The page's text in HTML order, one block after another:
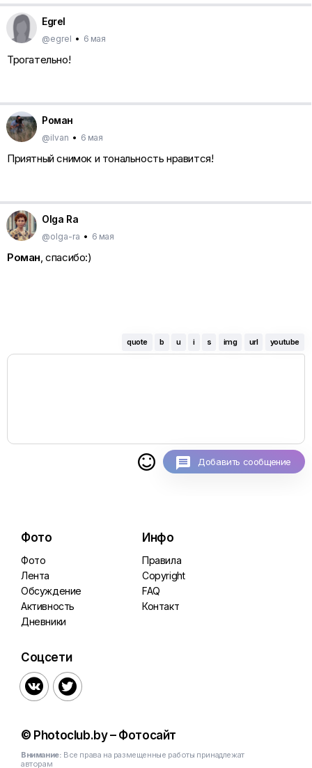
Egrel
@egrel • 6 мая
Трогательно!
Роман
@ilvan • 6 мая
Приятный снимок и тональность нравится!
Olga Ra
@olga-ra • 6 мая
Роман , спасибо:)
quote b u i s img url youtube
 Добавить сообщение
Фото
Фото
Лента
Обсуждение
Активность
Дневники
Инфо
Правила
Copyright
FAQ
Контакт
Соцсети
 
© Photoclub.by – Фотосайт
Внимание: Все права на размещенные работы принадлежат
авторам